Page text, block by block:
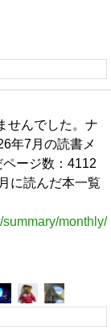
せんでした。ナ
年7月の読書メ
ージ数：4112
に読んだ本一覧
monthly/